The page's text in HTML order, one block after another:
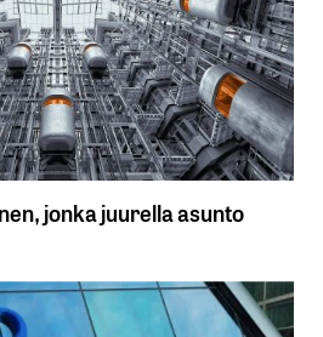
jonka juurella asunto